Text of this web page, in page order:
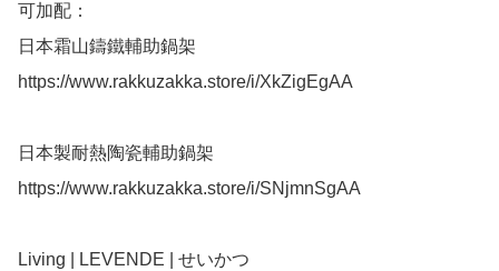
可加配：
日本霜山鑄鐵輔助鍋架
https://www.rakkuzakka.store/i/XkZigEgAA
日本製耐熱陶瓷輔助鍋架
https://www.rakkuzakka.store/i/SNjmnSgAA
Living | LEVENDE | せいかつ